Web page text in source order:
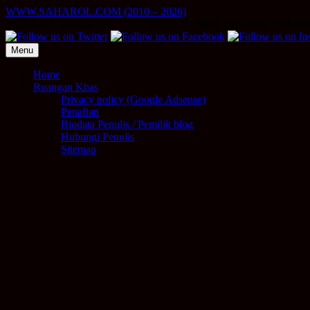
Skip
content
WWW.SAHAROL.COM (2010 – 2026)
Menu
Home
Ruangan Khas
Privacy policy (Google Adsense)
Penafian
Biodata Penulis / Pemilik blog
Hubungi Penulis
Sitemap